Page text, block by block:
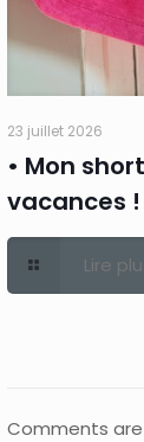
23 juillet 2026
• Mon
vacances
Lire
Comments